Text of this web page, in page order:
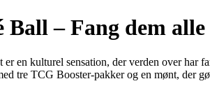
Ball – Fang dem
en kulturel sensation, der verden over har
tre TCG Booster-pakker og en mønt, der